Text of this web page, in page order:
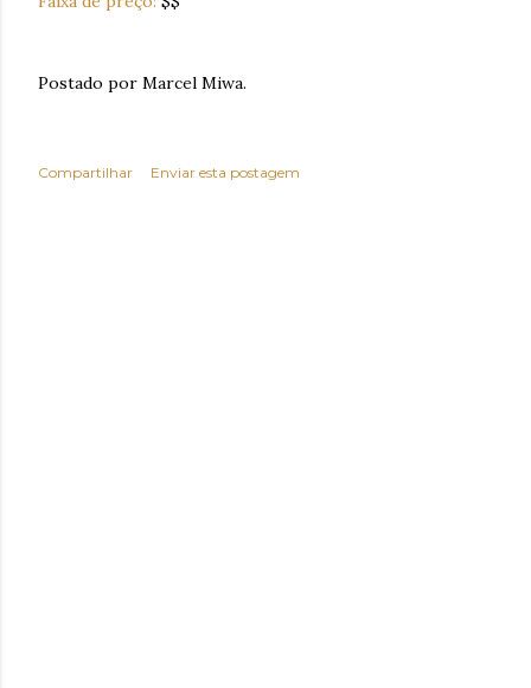
Postado por Marcel Miwa.
Compartilhar Enviar esta postagem